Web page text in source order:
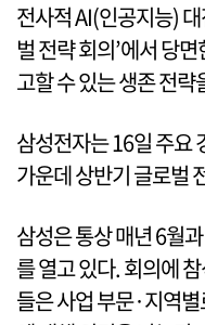
전사적 AI(인공지능)
벌 전략 회의’에서 당
고할 수 있는 생존 전
삼성전자는 16일 주요
가운데 상반기 글로벌
삼성은 통상 매년 6월
를 열고 있다. 회의에
들은 사업 부문·지역